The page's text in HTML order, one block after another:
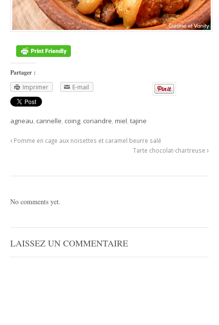
Partager :
Imprimer
E-mail
agneau, cannelle, coing, coriandre,miel,tajine
Pomme en cage aux noisettes et caramel beurre salé
Tarte chocolat-chartreuse
No comments yet.
LAISSEZ UN COMMENTAIRE